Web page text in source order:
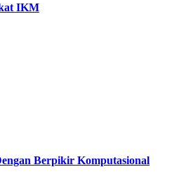
IKM
Berpikir Komputasional